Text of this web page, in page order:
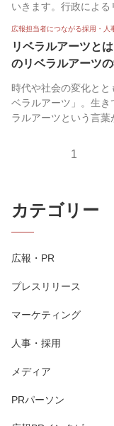
いきます。行政による
広報担当者につながる採用・人
リベラルアーツと
のリベラルアーツ
時代や社会の変化と
ベラルアーツ」。生
ラルアーツという言葉
1
カテゴリー
広報・PR
プレスリリース
マーケティング
人事・採用
メディア
PRパーソン